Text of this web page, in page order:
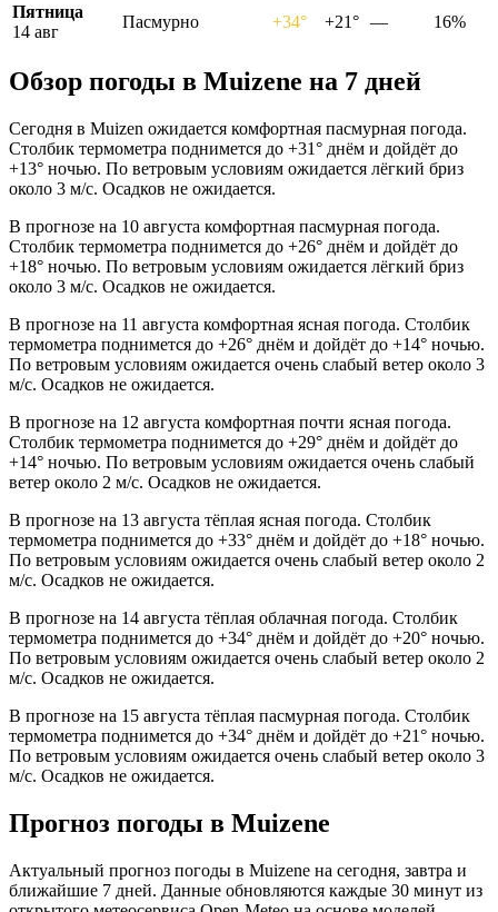
Пятница
14 авг
Пасмурно +34° +21° — 16%
Обзор погоды в Muizenе на 7 дней
Сегодня в Muizen ожидается комфортная пасмурная погода.
Столбик термометра поднимется до +31° днём и дойдёт до
+13° ночью. По ветровым условиям ожидается лёгкий бриз
около 3 м/с. Осадков не ожидается.
В прогнозе на 10 августа комфортная пасмурная погода.
Столбик термометра поднимется до +26° днём и дойдёт до
+18° ночью. По ветровым условиям ожидается лёгкий бриз
около 3 м/с. Осадков не ожидается.
В прогнозе на 11 августа комфортная ясная погода. Столбик
термометра поднимется до +26° днём и дойдёт до +14° ночью.
По ветровым условиям ожидается очень слабый ветер около 3
м/с. Осадков не ожидается.
В прогнозе на 12 августа комфортная почти ясная погода.
Столбик термометра поднимется до +29° днём и дойдёт до
+14° ночью. По ветровым условиям ожидается очень слабый
ветер около 2 м/с. Осадков не ожидается.
В прогнозе на 13 августа тёплая ясная погода. Столбик
термометра поднимется до +33° днём и дойдёт до +18° ночью.
По ветровым условиям ожидается очень слабый ветер около 2
м/с. Осадков не ожидается.
В прогнозе на 14 августа тёплая облачная погода. Столбик
термометра поднимется до +34° днём и дойдёт до +20° ночью.
По ветровым условиям ожидается очень слабый ветер около 2
м/с. Осадков не ожидается.
В прогнозе на 15 августа тёплая пасмурная погода. Столбик
термометра поднимется до +34° днём и дойдёт до +21° ночью.
По ветровым условиям ожидается очень слабый ветер около 3
м/с. Осадков не ожидается.
Прогноз погоды в Muizenе
Актуальный прогноз погоды в Muizenе на сегодня, завтра и
ближайшие 7 дней. Данные обновляются каждые 30 минут из